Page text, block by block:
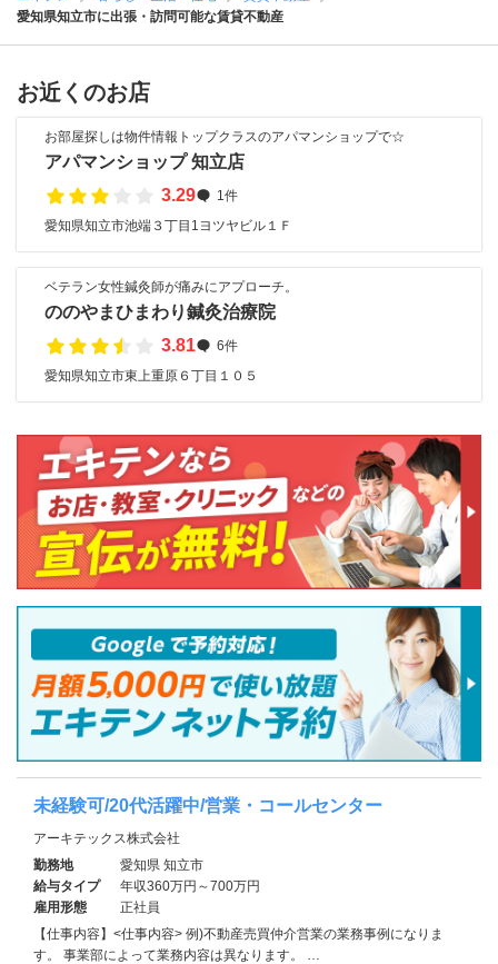
愛知県知立市に出張・訪問可能な賃貸不動産
お近くのお店
お部屋探しは物件情報トップクラスのアパマンショップで☆
アパマンショップ 知立店
3.29
1件
愛知県知立市池端３丁目1ヨツヤビル１Ｆ
ベテラン女性鍼灸師が痛みにアプローチ。
ののやまひまわり鍼灸治療院
3.81
6件
愛知県知立市東上重原６丁目１０５
未経験可/20代活躍中/営業・コールセンター
アーキテックス株式会社
勤務地
愛知県 知立市
給与タイプ
年収360万円～700万円
雇用形態
正社員
【仕事内容】<仕事内容> 例)不動産売買仲介営業の業務事例になりま
す。 事業部によって業務内容は異なります。 …